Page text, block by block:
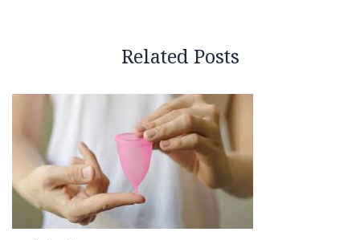
Related Posts